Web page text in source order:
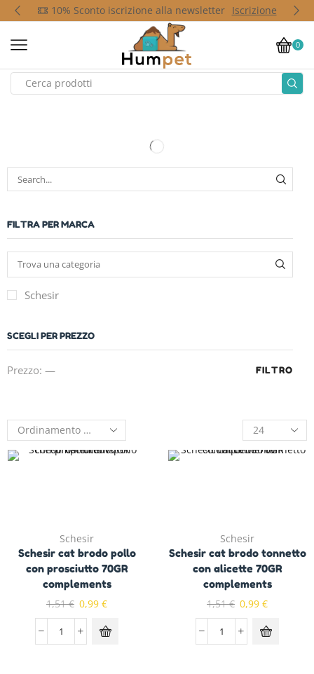
10% Sconto iscrizione alla newsletter Iscrizione
0
FILTRA PER MARCA
Schesir
SCEGLI PER PREZZO
FILTRO
Prezzo: —
Schesir
Schesir cat brodo pollo
con prosciutto 70GR
complements
1,51€ 0,99 €
Schesir
Schesir cat brodo tonnetto
con alicette 70GR
complements
1,51€ 0,99 €